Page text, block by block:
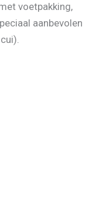
voetpakking,
aanbevolen